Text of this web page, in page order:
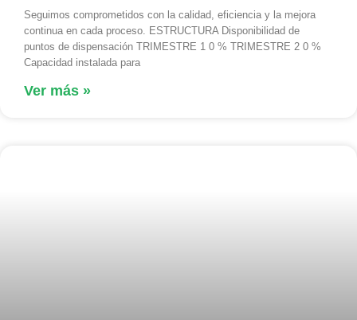
Seguimos comprometidos con la calidad, eficiencia y la mejora
continua en cada proceso. ESTRUCTURA Disponibilidad de
puntos de dispensación TRIMESTRE 1 0 % TRIMESTRE 2 0 %
Capacidad instalada para
Ver más »